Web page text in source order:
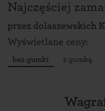
Najczęściej
przez dolaszewskich
Wyświetlane ceny:
bez gumki z gumką